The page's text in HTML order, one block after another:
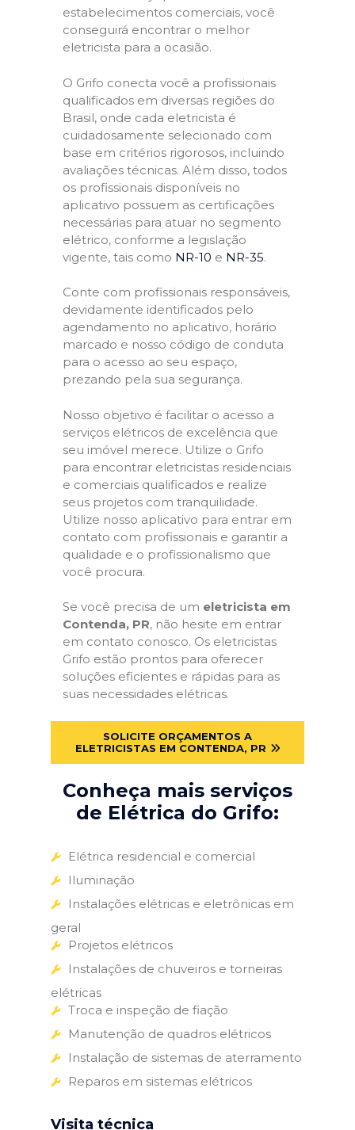
estabelecimentos comerciais, você
conseguirá encontrar o melhor
eletricista para a ocasião.
O Grifo conecta você a profissionais
qualificados em diversas regiões do
Brasil, onde cada eletricista é
cuidadosamente selecionado com
base em critérios rigorosos, incluindo
avaliações técnicas. Além disso, todos
os profissionais disponíveis no
aplicativo possuem as certificações
necessárias para atuar no segmento
elétrico, conforme a legislação
vigente, tais como NR-10 e NR-35.
Conte com profissionais responsáveis,
devidamente identificados pelo
agendamento no aplicativo, horário
marcado e nosso código de conduta
para o acesso ao seu espaço,
prezando pela sua segurança.
Nosso objetivo é facilitar o acesso a
serviços elétricos de excelência que
seu imóvel merece. Utilize o Grifo
para encontrar eletricistas residenciais
e comerciais qualificados e realize
seus projetos com tranquilidade.
Utilize nosso aplicativo para entrar em
contato com profissionais e garantir a
qualidade e o profissionalismo que
você procura.
Se você precisa de um eletricista em
Contenda, PR, não hesite em entrar
em contato conosco. Os eletricistas
Grifo estão prontos para oferecer
soluções eficientes e rápidas para as
suas necessidades elétricas.
SOLICITE ORÇAMENTOS A
ELETRICISTAS EM CONTENDA, PR
Conheça mais serviços
de Elétrica do Grifo:
Elétrica residencial e comercial
Iluminação
Instalações elétricas e eletrônicas em
geral
Projetos elétricos
Instalações de chuveiros e torneiras
elétricas
Troca e inspeção de fiação
Manutenção de quadros elétricos
Instalação de sistemas de aterramento
Reparos em sistemas elétricos
Visita técnica